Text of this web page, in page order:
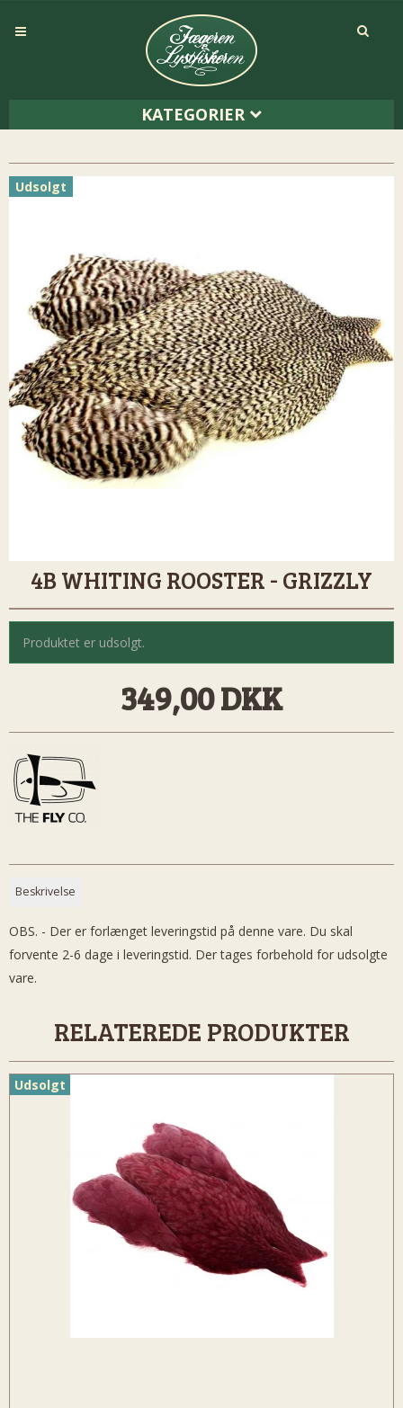
KATEGORIER
Udsolgt
4B WHITING ROOSTER - GRIZZLY
Produktet er udsolgt.
349,00 DKK
Beskrivelse
OBS. - Der er forlænget leveringstid på denne vare. Du skal
forvente 2-6 dage i leveringstid. Der tages forbehold for udsolgte
vare.
RELATEREDE PRODUKTER
Udsolgt